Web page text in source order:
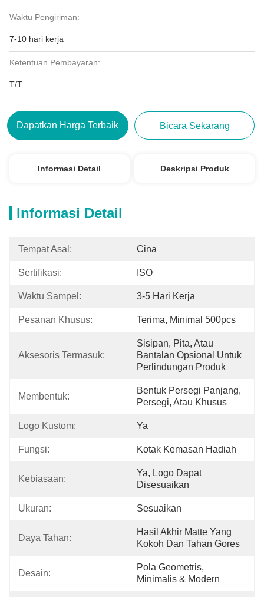
Waktu Pengiriman:
7-10 hari kerja
Ketentuan Pembayaran:
T/T
Dapatkan Harga Terbaik Bicara Sekarang
Informasi Detail Deskripsi Produk
Informasi Detail
Tempat Asal: Cina
Sertifikasi: ISO
Waktu Sampel: 3-5 Hari Kerja
Pesanan Khusus: Terima, Minimal 500pcs
Aksesoris Termasuk:
Sisipan, Pita, Atau
Bantalan Opsional Untuk
Perlindungan Produk
Membentuk:
Bentuk Persegi Panjang,
Persegi, Atau Khusus
Logo Kustom: Ya
Fungsi: Kotak Kemasan Hadiah
Kebiasaan:
Ya, Logo Dapat
Disesuaikan
Ukuran: Sesuaikan
Daya Tahan:
Hasil Akhir Matte Yang
Kokoh Dan Tahan Gores
Desain:
Pola Geometris,
Minimalis & Modern